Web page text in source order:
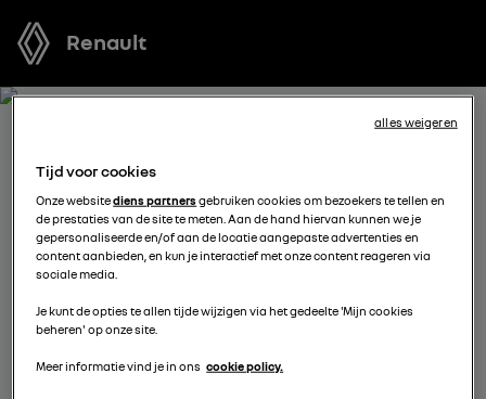
Renault
BOEK EEN TESTRIT MET
TWINGO E-TECH ELECTRIC
Welk voertuig past het best bij u? Voordat u een keuze
maakt, kunt u een gratis proefrit met een van onze
modellen boeken.
Tijd voor cookies
Onze websitediens partnersgebruiken cookies om bezoekers te tellen en
de prestaties van de site te meten. Aan de hand hiervan kunnen we je
gepersonaliseerde en/of aan de locatie aangepaste advertenties en
content aanbieden, en kun je interactief met onze content reageren via
sociale media.
Je kunt de opties te allen tijde wijzigen via het gedeelte 'Mijn cookies
beheren' op onze site.
Meer informatie vind je in ons cookie policy.
alles weigeren